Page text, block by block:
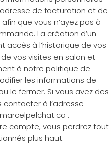
de facturation et de
que vous n’ayez pas à
La création d’un
à l’historique de vos
vos visites en salon et
à notre politique de
les informations de
le fermer. Si vous avez des
contacter à l’adresse
.
compte, vous perdrez tout
plus haut.